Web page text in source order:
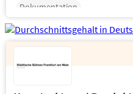
Dokumentation